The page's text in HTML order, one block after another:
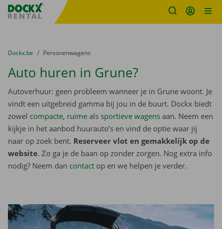
Fratello DEMO
U bevindt zich hier:
van
Dockx.be naar
Personenwagens
Auto huren in Grune?
Autoverhuur: geen probleem wanneer je in Grune woont. Je
vindt een uitgebreid gamma bij jou in de buurt. Dockx biedt
zowel compacte, ruime als sportieve wagens aan. Neem een
kijkje in het aanbod huurauto’s en vind de optie waar jij
naar op zoek bent. Reserveer vlot en gemakkelijk op de
website. Zo ga je de baan op zonder zorgen. Nog extra info
nodig? Neem dan contact op en we helpen je verder.